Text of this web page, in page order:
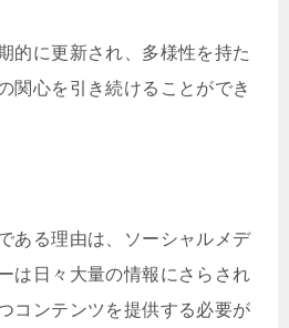
的に更新され、多様性を持た
関心を引き続けることができ
ある理由は、ソーシャルメデ
は日々大量の情報にさらされ
コンテンツを提供する必要が